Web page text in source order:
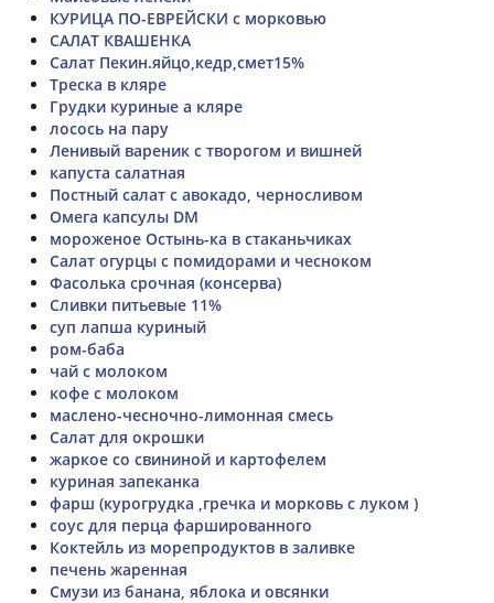
КУРИЦА ПО-ЕВРЕЙСКИ с морковью
САЛАТ КВАШЕНКА
Салат Пекин.яйцо,кедр,смет15%
Треска в кляре
Грудки куриные а кляре
лосось на пару
Ленивый вареник с творогом и вишней
капуста салатная
Постный салат с авокадо, черносливом
Омега капсулы DM
мороженое Остынь-ка в стаканьчиках
Салат огурцы с помидорами и чесноком
Фасолька срочная (консерва)
Сливки питьевые 11%
суп лапша куриный
ром-баба
чай с молоком
кофе с молоком
маслено-чесночно-лимонная смесь
Салат для окрошки
жаркое со свининой и картофелем
куриная запеканка
фарш (курогрудка ,гречка и морковь с луком )
соус для перца фаршированного
Коктейль из морепродуктов в заливке
печень жаренная
Смузи из банана, яблока и овсянки